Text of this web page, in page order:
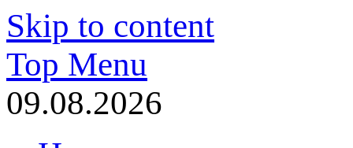
Skip to content
Top Menu
09.08.2026